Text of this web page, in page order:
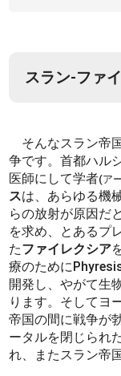
スラン-ファ
そんなスラン帝
争です。首都ハル
医師にして学者(ア
スは、あらゆる機
らの放射が原因だ
を求め、とあるプ
たファイレクシア
療のために
開発し、やがて生
ります。そしてヨ
帝国の間に戦争が
ータルを閉じられ
れ、またスラン帝